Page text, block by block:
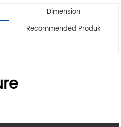
Dimension
Recommended Produk